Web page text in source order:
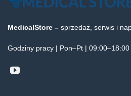
MedicalStore – sprzedaż, serwis i
Godziny pracy | Pon–Pt | 09:00–18:00